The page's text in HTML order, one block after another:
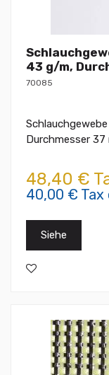
43 g/m,
70085
Durchmesser 37
48,40 €
40,00 € Tax
Siehe